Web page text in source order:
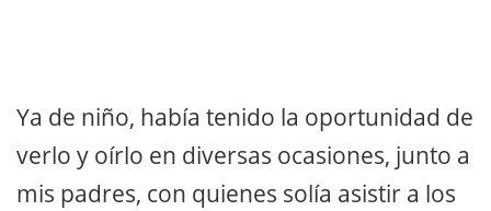
Ya de niño, había tenido la oportunidad de
verlo y oírlo en diversas ocasiones, junto a
mis padres, con quienes solía asistir a los